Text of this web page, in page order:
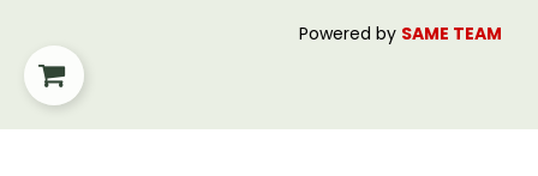
Powered by SAME TEAM